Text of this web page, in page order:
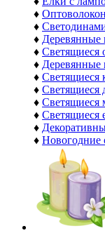
♦
♦
♦ Деревянные
♦ Светящиеся
♦ Деревянные
♦ Светящиеся
♦
♦ Светящиеся
♦ Светящиеся
♦
♦ Новогодние